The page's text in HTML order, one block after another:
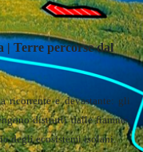
| Terre percorse dal
ricorrente e devastante: gli
distrutti dalle fiamme,
degli ecosistemi isolani.